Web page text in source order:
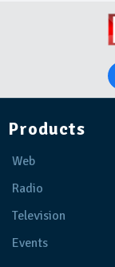
Products
Web
Radio
Television
Events